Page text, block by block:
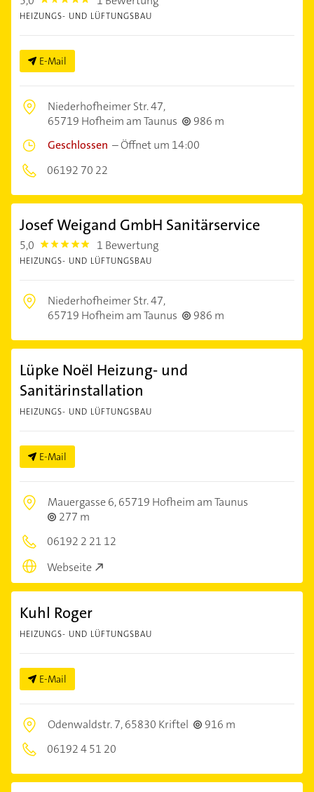
HEIZUNGS- UND LÜFTUNGSBAU
E-Mail
Niederhofheimer Str. 47,
65719 Hofheim am Taunus
986 m
Geschlossen –Öffnet um 14:00
06192 70 22
Josef Weigand GmbH Sanitärservice
5,0 5.0 1 Bewertung
HEIZUNGS- UND LÜFTUNGSBAU
Niederhofheimer Str. 47,
65719 Hofheim am Taunus
986 m
Lüpke Noël Heizung- und
Sanitärinstallation
HEIZUNGS- UND LÜFTUNGSBAU
E-Mail
Mauergasse 6,65719 Hofheim am Taunus
277 m
06192 2 21 12
Webseite
Kuhl Roger
HEIZUNGS- UND LÜFTUNGSBAU
E-Mail
Odenwaldstr. 7,65830 Kriftel
916 m
06192 4 51 20